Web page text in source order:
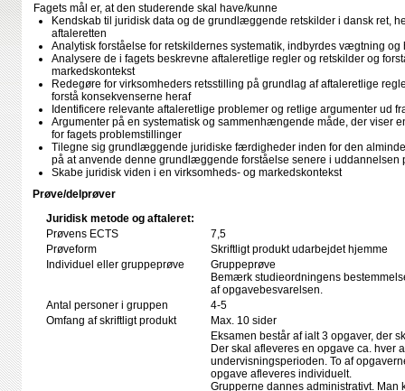
Fagets mål er, at den studerende skal have/kunne
Kendskab til juridisk data og de grundlæggende retskilder i dansk ret,
aftaleretten
Analytisk forståelse for retskildernes systematik, indbyrdes vægtning
Analysere de i fagets beskrevne aftaleretlige regler og retskilder og
markedskontekst
Redegøre for virksomheders retsstilling på grundlag af aftaleretlige
forstå konsekvenserne heraf
Identificere relevante aftaleretlige problemer og retlige argumenter ud
Argumenter på en systematisk og sammenhængende måde, der viser
for fagets problemstillinger
Tilegne sig grundlæggende juridiske færdigheder inden for den
på at anvende denne grundlæggende forståelse senere i uddannelsen
Skabe juridisk viden i en virksomheds- og markedskontekst
Prøve/delprøver
Juridisk metode og aftaleret:
Prøvens ECTS
7,5
Prøveform
Skriftligt produkt udarbejdet hjemme
Individuel eller gruppeprøve
Gruppeprøve
Bemærk studieordningens
af opgavebesvarelsen.
Antal personer i gruppen
4-5
Omfang af skriftligt produkt
Max. 10 sider
Eksamen består af ialt 3 opgaver, der
Der skal afleveres en opgave ca. hver
undervisningsperioden. To af
opgave afleveres individuelt.
Grupperne dannes administrativt. Man